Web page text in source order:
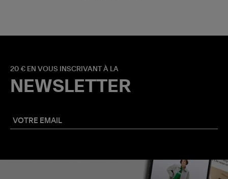
20 € EN VOUS INSCRIVANT À LA
NEWSLETTER